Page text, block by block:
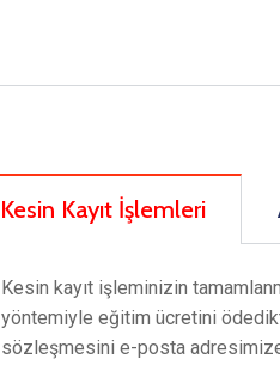
Kesin Kayıt İşlemleri
Kesin kayıt işleminizin
yöntemiyle eğitim ücretini
sözleşmesini e-posta